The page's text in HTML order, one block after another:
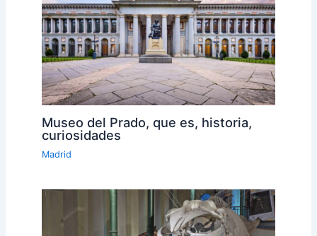
Museo del Prado, que es, historia,
curiosidades
Madrid